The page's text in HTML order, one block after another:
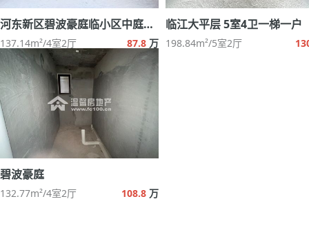
河东新区碧波豪庭临小区中庭无增值税
137.14m²/4室2厅 87.8 万
临江大平层 5室4卫一梯一户
198.84m²/5室2厅
碧波豪庭
132.77m²/4室2厅 108.8 万